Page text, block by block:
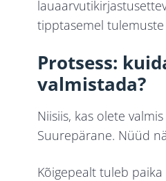
tipptasemel tulemuste
Protsess:
valmistada?
Niisiis, kas olete
Suurepärane. Nüüd
Kõigepealt tuleb